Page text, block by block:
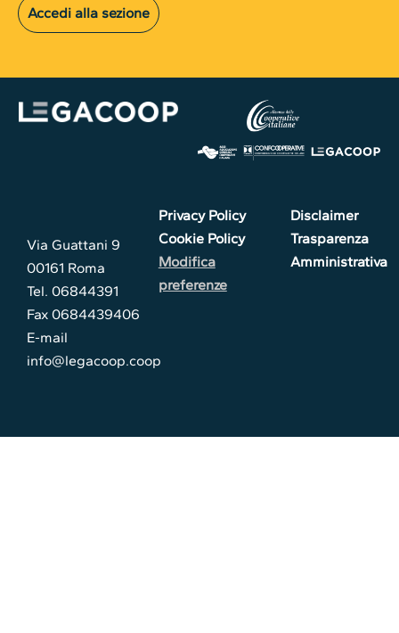
Accedi alla sezione
Via Guattani 9
00161 Roma
Tel. 06844391
Fax 0684439406
E-mail
info@legacoop.coop
Privacy Policy
Cookie Policy
Modifica
preferenze
Disclaimer
Trasparenza
Amministrativa